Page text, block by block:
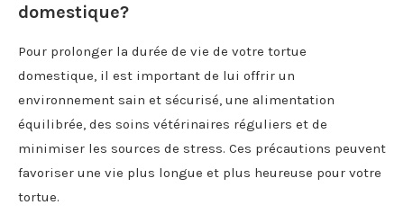
domestique?
Pour prolonger la durée de vie de votre tortue
domestique, il est important de lui offrir un
environnement sain et sécurisé, une alimentation
équilibrée, des soins vétérinaires réguliers et de
minimiser les sources de stress. Ces précautions peuvent
favoriser une vie plus longue et plus heureuse pour votre
tortue.